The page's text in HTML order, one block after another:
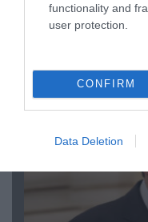
functionality and
user protection.
CONFIRM
Data Deletion
08.08.2026 | 09:02